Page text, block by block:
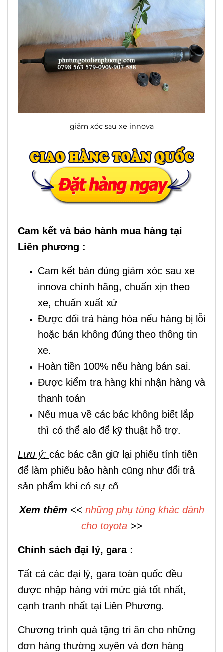
giảm xóc sau xe innova
Cam kết và bảo hành mua hàng tại
Liên phương :
Cam kết bán đúng giảm xóc sau xe
innova chính hãng, chuẩn xịn theo
xe, chuẩn xuất xứ
Được đổi trả hàng hóa nếu hàng bị lỗi
hoặc bán không đúng theo thông tin
xe.
Hoàn tiền 100% nếu hàng bán sai.
Được kiểm tra hàng khi nhận hàng và
thanh toán
Nếu mua về các bác không biết lắp
thì có thể alo để kỹ thuật hỗ trợ.
Lưu ý: các bác cần giữ lại phiếu tính tiền
để làm phiếu bảo hành cũng như đổi trả
sản phẩm khi có sự cố.
Xem thêm << những phụ tùng khác dành
cho toyota>>
Chính sách đại lý, gara :
Tất cả các đại lý, gara toàn quốc đều
được nhập hàng với mức giá tốt nhất,
cạnh tranh nhất tại Liên Phương.
Chương trình quà tặng tri ân cho những
đơn hàng thường xuyên và đơn hàng